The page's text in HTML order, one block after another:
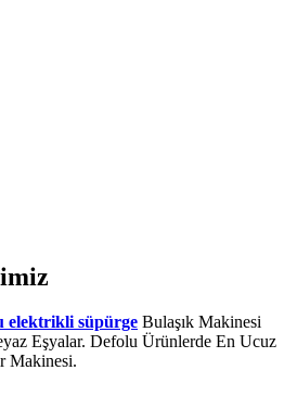
elektrikli süpürge Bulaşık Makinesi
Eşyalar. Defolu Ürünlerde En Ucuz
Makinesi.